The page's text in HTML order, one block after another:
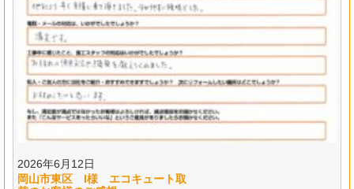
2026年6月12日
岡山市東区 I様 エコキュート取